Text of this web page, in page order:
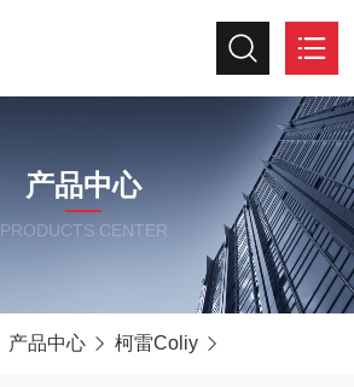
产品中心
PRODUCTS CENTER
产品中心 柯雷Coliy